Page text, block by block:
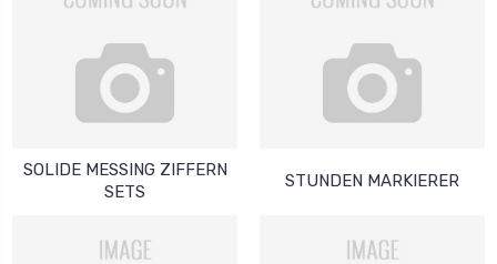
SOLIDE MESSING ZIFFERN
SETS
STUNDEN MARKIERER